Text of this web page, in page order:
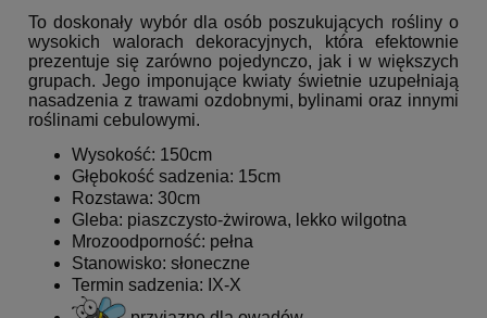
To doskonały wybór dla osób poszukujących rośliny o
wysokich walorach dekoracyjnych, która efektownie
prezentuje się zarówno pojedynczo, jak i w większych
grupach. Jego imponujące kwiaty świetnie uzupełniają
nasadzenia z trawami ozdobnymi, bylinami oraz innymi
roślinami cebulowymi.
Wysokość: 150cm
Głębokość sadzenia: 15cm
Rozstawa: 30cm
Gleba: piaszczysto-żwirowa, lekko wilgotna
Mrozoodporność: pełna
Stanowisko: słoneczne
Termin sadzenia: IX-X